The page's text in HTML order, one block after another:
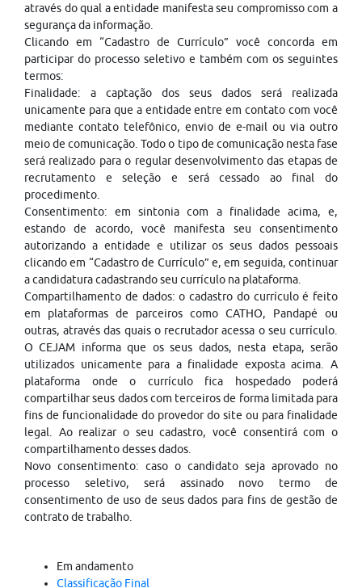
através do qual a entidade manifesta seu compromisso com a
segurança da informação.
Clicando em “Cadastro de Currículo” você concorda em
participar do processo seletivo e também com os seguintes
termos:
Finalidade: a captação dos seus dados será realizada
unicamente para que a entidade entre em contato com você
mediante contato telefônico, envio de e-mail ou via outro
meio de comunicação. Todo o tipo de comunicação nesta fase
será realizado para o regular desenvolvimento das etapas de
recrutamento e seleção e será cessado ao final do
procedimento.
Consentimento: em sintonia com a finalidade acima, e,
estando de acordo, você manifesta seu consentimento
autorizando a entidade e utilizar os seus dados pessoais
clicando em “Cadastro de Currículo” e, em seguida, continuar
a candidatura cadastrando seu currículo na plataforma.
Compartilhamento de dados: o cadastro do currículo é feito
em plataformas de parceiros como CATHO, Pandapé ou
outras, através das quais o recrutador acessa o seu currículo.
O CEJAM informa que os seus dados, nesta etapa, serão
utilizados unicamente para a finalidade exposta acima. A
plataforma onde o currículo fica hospedado poderá
compartilhar seus dados com terceiros de forma limitada para
fins de funcionalidade do provedor do site ou para finalidade
legal. Ao realizar o seu cadastro, você consentirá com o
compartilhamento desses dados.
Novo consentimento: caso o candidato seja aprovado no
processo seletivo, será assinado novo termo de
consentimento de uso de seus dados para fins de gestão de
contrato de trabalho.
Em andamento
Classificação Final